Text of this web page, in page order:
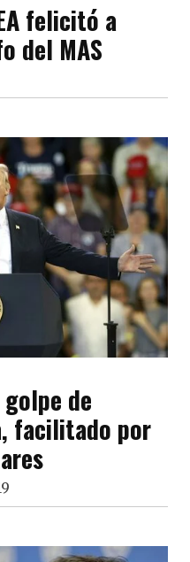
felicitó a
del MAS
de
facilitado por